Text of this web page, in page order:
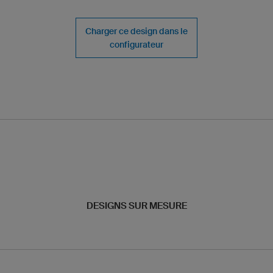
Charger ce design dans le
configurateur
DESIGNS SUR MESURE